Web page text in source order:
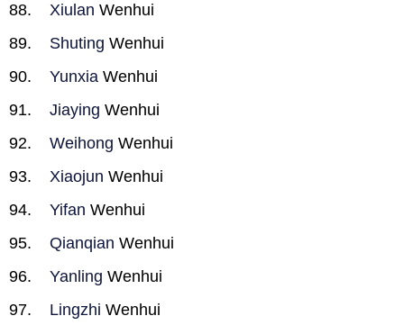
Xiulan Wenhui
Shuting Wenhui
Yunxia Wenhui
Jiaying Wenhui
Weihong Wenhui
Xiaojun Wenhui
Yifan Wenhui
Qianqian Wenhui
Yanling Wenhui
Lingzhi Wenhui